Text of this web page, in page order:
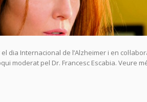
dia Internacional de l’Alzheimer i en
moderat pel Dr. Francesc Escabia. Veure